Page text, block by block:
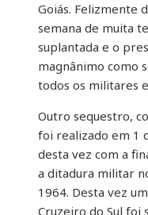
Goiás. Felizmente
semana de muita
suplantada e o
magnânimo como
todos os militares
Outro sequestro,
foi realizado em 1
desta vez com a
a ditadura militar
1964. Desta vez
Cruzeiro do Sul foi